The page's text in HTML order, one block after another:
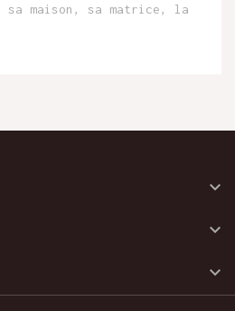
sa maison, sa matrice, la


